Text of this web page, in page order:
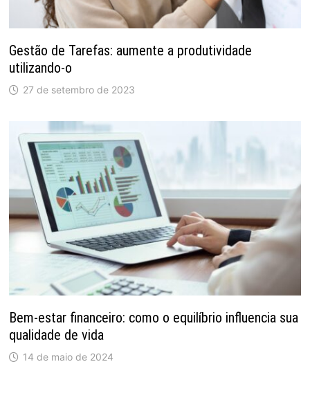
Gestão de Tarefas: aumente a produtividade
utilizando-o
27 de setembro de 2023
Bem-estar financeiro: como o equilíbrio influencia sua
qualidade de vida
14 de maio de 2024